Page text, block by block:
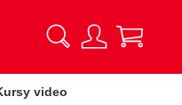
video